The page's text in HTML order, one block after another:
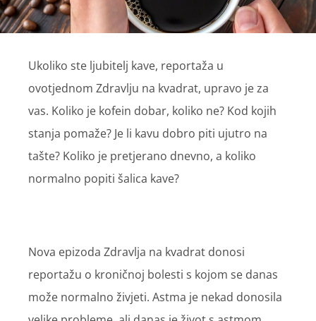
Ukoliko ste ljubitelj kave, reportaža u
ovotjednom Zdravlju na kvadrat, upravo je za
vas. Koliko je kofein dobar, koliko ne? Kod kojih
stanja pomaže? Je li kavu dobro piti ujutro na
tašte? Koliko je pretjerano dnevno, a koliko
normalno popiti šalica kave?
Nova epizoda Zdravlja na kvadrat donosi
reportažu o kroničnoj bolesti s kojom se danas
može normalno živjeti. Astma je nekad donosila